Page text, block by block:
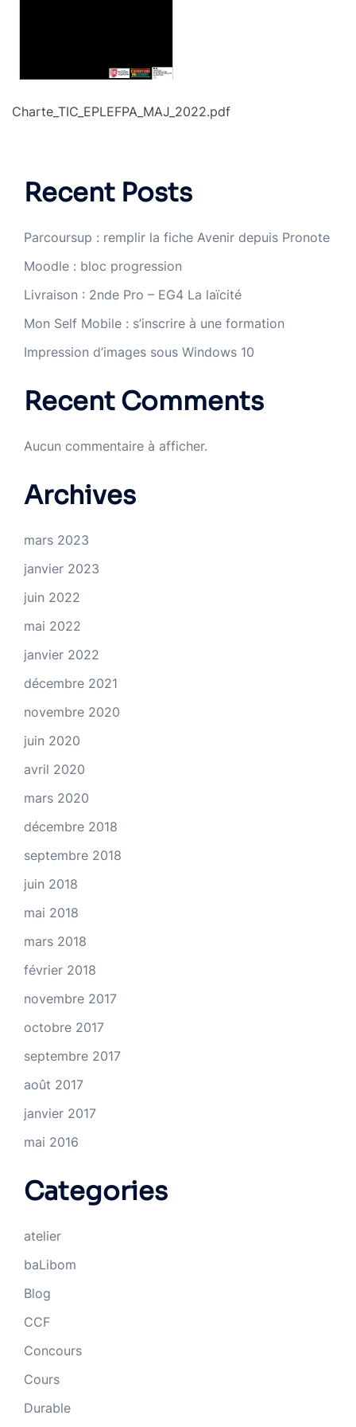
Charte_TIC_EPLEFPA_MAJ_2022.pdf
Recent Posts
Parcoursup : remplir la fiche Avenir depuis Pronote
Moodle : bloc progression
Livraison : 2nde Pro – EG4 La laïcité
Mon Self Mobile : s’inscrire à une formation
Impression d’images sous Windows 10
Recent Comments
Aucun commentaire à afficher.
Archives
mars 2023
janvier 2023
juin 2022
mai 2022
janvier 2022
décembre 2021
novembre 2020
juin 2020
avril 2020
mars 2020
décembre 2018
septembre 2018
juin 2018
mai 2018
mars 2018
février 2018
novembre 2017
octobre 2017
septembre 2017
août 2017
janvier 2017
mai 2016
Categories
atelier
baLibom
Blog
CCF
Concours
Cours
Durable